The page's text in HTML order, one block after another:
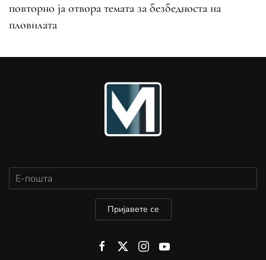
повторно ја отвора темата за безбедноста на
пловилата
Пријавете се